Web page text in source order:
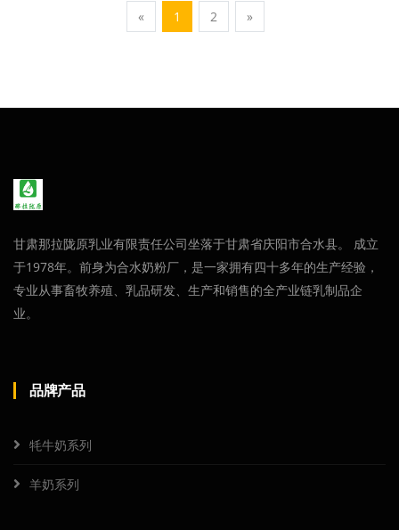
« 1 2 »
甘肃那拉陇原乳业有限责任公司坐落于甘肃省庆阳市合水县。 成立
于1978年。前身为合水奶粉厂，是一家拥有四十多年的生产经验，
专业从事畜牧养殖、乳品研发、生产和销售的全产业链乳制品企
业。
品牌产品
牦牛奶系列
羊奶系列